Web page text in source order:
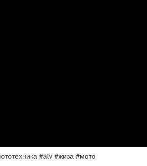
#atv #жиза #мото